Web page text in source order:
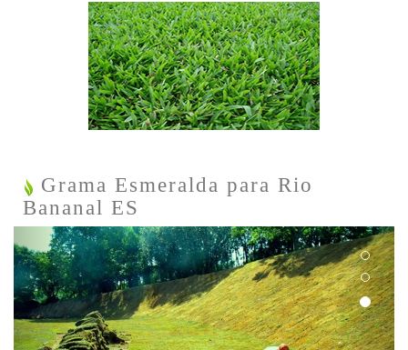
Grama Esmeralda para Rio
Bananal ES
Previous Next